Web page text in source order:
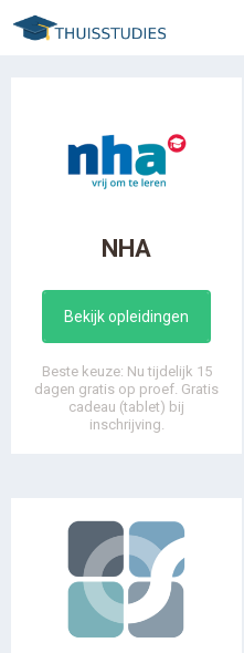
Spring
naar
NHA
Bekijk opleidingen
Beste keuze: Nu tijdelijk 15
dagen gratis op proef. Gratis
cadeau (tablet) bij
inschrijving.